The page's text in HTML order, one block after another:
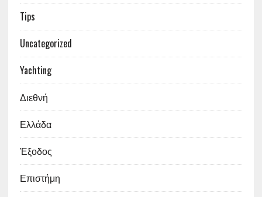
Tips
Uncategorized
Yachting
Διεθνή
Ελλάδα
Έξοδος
Επιστήμη